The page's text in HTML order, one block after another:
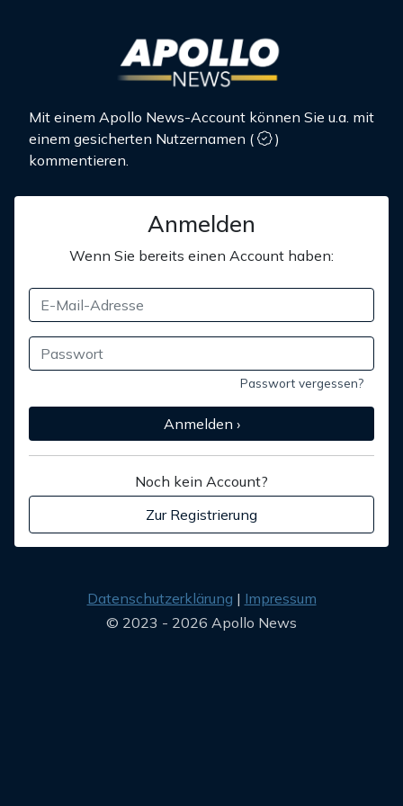
Mit einem Apollo News-Account können Sie u.a. mit
einem gesicherten Nutzernamen (
)
kommentieren.
Anmelden
Wenn Sie bereits einen Account haben:
Passwort vergessen?
Anmelden ›
Noch kein Account?
Zur Registrierung
Datenschutzerklärung
Impressum
© 2023 - 2026 Apollo News